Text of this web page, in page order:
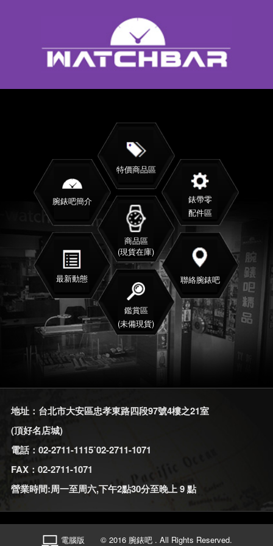
商品區
(現貨在庫)
特價商品區
錶帶零
配件區
聯絡腕錶吧
鑑賞區
(未備現貨)
最新動態
腕錶吧簡介
地址：台北市大安區忠孝東路四段97號4樓之21室
(頂好名店城)
電話：02-2711-1115˙02-2711-1071
FAX：02-2711-1071
營業時間:周一至周六,下午2點30分至晚上 9 點
電腦版 © 2016 腕錶吧 . All Rights Reserved.